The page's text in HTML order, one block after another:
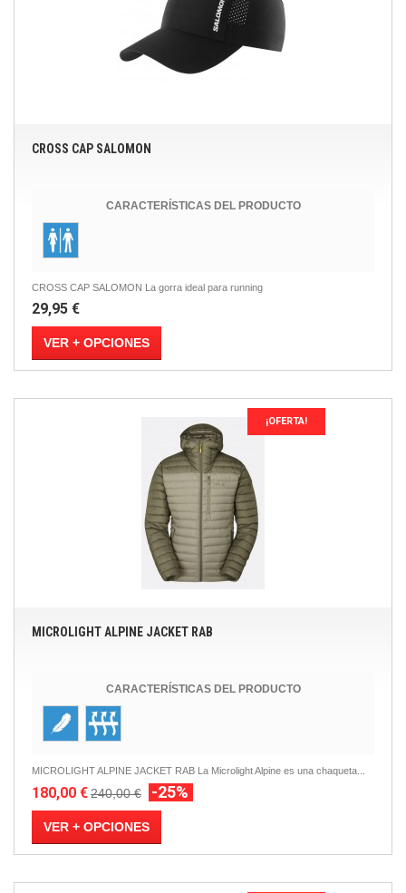
CROSS CAP SALOMON
CARACTERÍSTICAS DEL PRODUCTO
CROSS CAP SALOMON La gorra ideal para running
29,95 €
VER + OPCIONES
¡OFERTA!
MICROLIGHT ALPINE JACKET RAB
CARACTERÍSTICAS DEL PRODUCTO
MICROLIGHT ALPINE JACKET RAB La Microlight Alpine es una chaqueta...
180,00 €240,00 € -25%
VER + OPCIONES